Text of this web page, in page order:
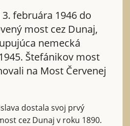
februára 1946 do
most cez Dunaj,
nemecká
Štefánikov most
na Most Červenej
dostala svoj prvý
cez Dunaj v roku 1890.